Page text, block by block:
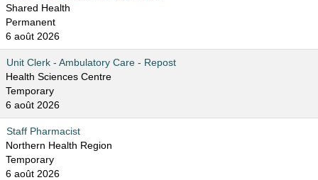
Shared Health
Permanent
6 août 2026
Unit Clerk - Ambulatory Care - Repost
Health Sciences Centre
Temporary
6 août 2026
Staff Pharmacist
Northern Health Region
Temporary
6 août 2026